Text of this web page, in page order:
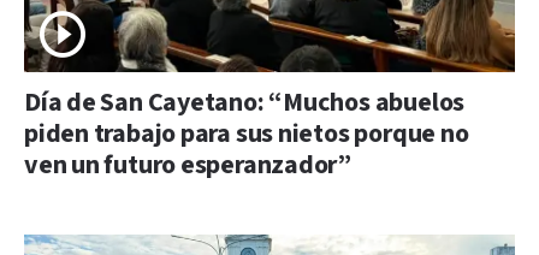
Día de San Cayetano: “Muchos abuelos
piden trabajo para sus nietos porque no
ven un futuro esperanzador”